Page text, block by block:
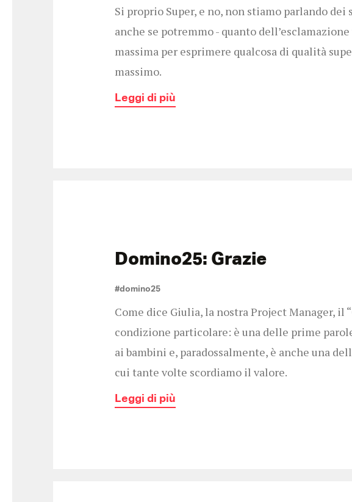
Si proprio Super, e no, non stiamo parlando dei
anche se potremmo - quanto
massima per esprimere qualcosa di qualità
massimo.
Leggi di più
Domino25: Grazie
#domino25
Come dice Giulia, la nostra Project Manager, il
condizione particolare: è una delle prime
ai bambini e, paradossalmente, è anche una
cui tante volte scordiamo il valore.
Leggi di più